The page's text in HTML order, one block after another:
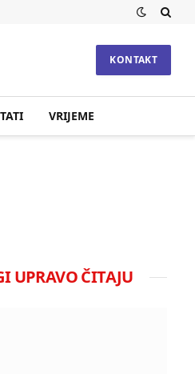
KONTAKT
VRIJEME
UPRAVO ČITAJU